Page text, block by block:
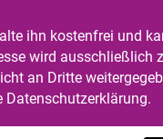
ihn kostenfrei und
wird ausschließlich
an Dritte
Datenschutzerklärung.